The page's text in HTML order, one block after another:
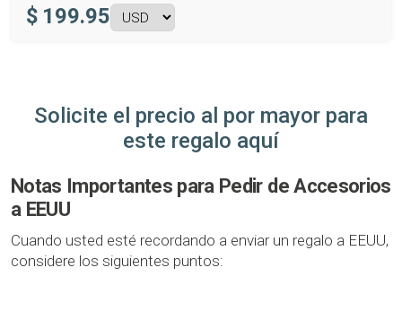
$ 199.95
Solicite el precio al por mayor para
este regalo aquí
Notas Importantes para Pedir de Accesorios
a EEUU
Cuando usted esté recordando a enviar un regalo a EEUU,
considere los siguientes puntos: